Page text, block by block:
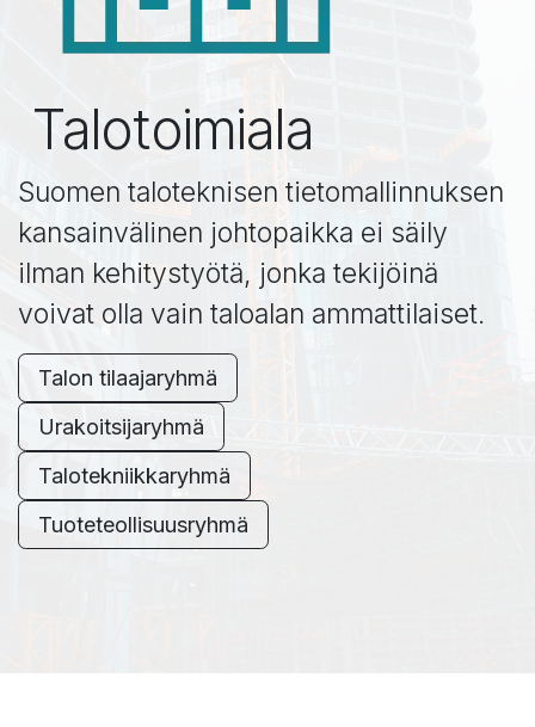
Talotoimiala
Suomen taloteknisen tietomallinnuksen
kansainvälinen johtopaikka ei säily
ilman kehitystyötä, jonka tekijöinä
voivat olla vain taloalan ammattilaiset.
Talon tilaajaryhmä
Urakoitsijaryh​​​​m​​​​ä
Talotekniikkaryhmä
Tuoteteollisuusr​​yhmä